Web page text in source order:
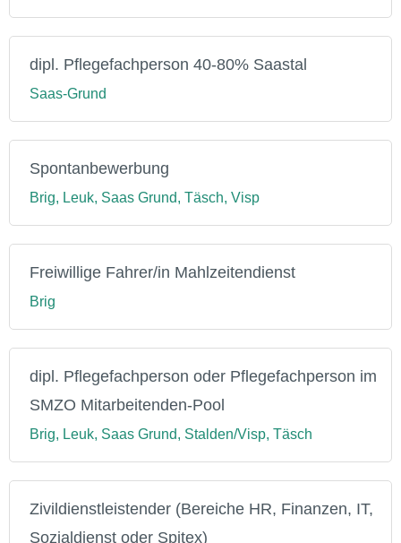
dipl. Pflegefachperson 40-80% Saastal
Saas-Grund
Spontanbewerbung
Brig, Leuk, Saas Grund, Täsch, Visp
Freiwillige Fahrer/in Mahlzeitendienst
Brig
dipl. Pflegefachperson oder Pflegefachperson im
SMZO Mitarbeitenden-Pool
Brig, Leuk, Saas Grund, Stalden/Visp, Täsch
Zivildienstleistender (Bereiche HR, Finanzen, IT,
Sozialdienst oder Spitex)